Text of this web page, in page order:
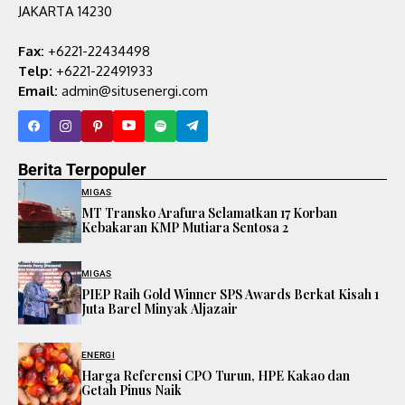
JAKARTA 14230
Fax: +6221-22434498
Telp: +6221-22491933
Email: admin@situsenergi.com
Berita Terpopuler
MIGAS
MT Transko Arafura Selamatkan 17 Korban
Kebakaran KMP Mutiara Sentosa 2
MIGAS
PIEP Raih Gold Winner SPS Awards Berkat Kisah 1
Juta Barel Minyak Aljazair
ENERGI
Harga Referensi CPO Turun, HPE Kakao dan
Getah Pinus Naik